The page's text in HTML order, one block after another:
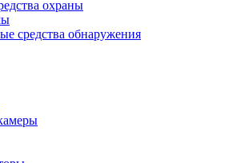
охраны
средства обнаружения